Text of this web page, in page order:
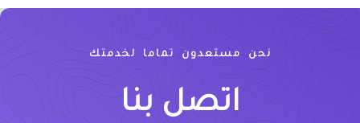
نحن مستعدون تماما لخدمتك
اتصل بنا